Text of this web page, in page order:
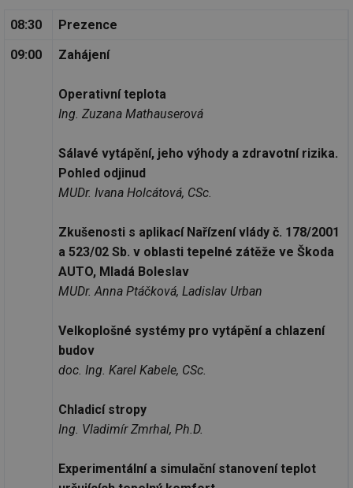
08:30
Prezence
09:00
Zahájení
Operativní teplota
Ing. Zuzana Mathauserová
Sálavé vytápění, jeho výhody a zdravotní rizika.
Pohled odjinud
MUDr. Ivana Holcátová, CSc.
Zkušenosti s aplikací Nařízení vlády č. 178/2001
a 523/02 Sb. v oblasti tepelné zátěže ve Škoda
AUTO, Mladá Boleslav
MUDr. Anna Ptáčková, Ladislav Urban
Velkoplošné systémy pro vytápění a chlazení
budov
doc. Ing. Karel Kabele, CSc.
Chladicí stropy
Ing. Vladimír Zmrhal, Ph.D.
Experimentální a simulační stanovení teplot